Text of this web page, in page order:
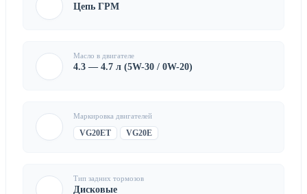
Цепь ГРМ
Масло в двигателе
4.3 — 4.7 л (5W-30 / 0W-20)
Маркировка двигателей
VG20ET VG20E
Тип задних тормозов
Дисковые